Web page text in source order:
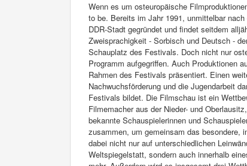
Wenn es um osteuropäische
to be. Bereits im Jahr 1991, unmittelbar
DDR-Stadt gegründet und findet seitdem
Zweisprachigkeit - Sorbisch und Deutsch -
Schauplatz des Festivals. Doch nicht nur
Programm aufgegriffen. Auch Produktionen
Rahmen des Festivals präsentiert. Einen
Nachwuchsförderung und die Jugendarbeit
Festivals bildet. Die Filmschau ist ein
Filmemacher aus der Nieder- und
bekannte Schauspielerinnen und
zusammen, um gemeinsam das besondere,
dabei nicht nur auf unterschiedlichen
Weltspiegelstatt, sondern auch innerhalb